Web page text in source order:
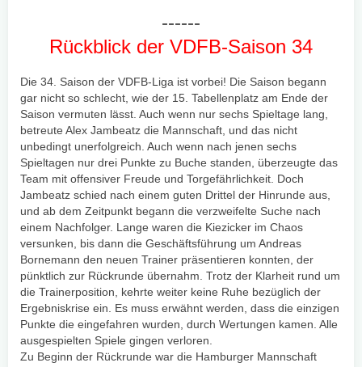
------
Rückblick der VDFB-Saison 34
Die 34. Saison der VDFB-Liga ist vorbei! Die Saison begann
gar nicht so schlecht, wie der 15. Tabellenplatz am Ende der
Saison vermuten lässt. Auch wenn nur sechs Spieltage lang,
betreute Alex Jambeatz die Mannschaft, und das nicht
unbedingt unerfolgreich. Auch wenn nach jenen sechs
Spieltagen nur drei Punkte zu Buche standen, überzeugte das
Team mit offensiver Freude und Torgefährlichkeit. Doch
Jambeatz schied nach einem guten Drittel der Hinrunde aus,
und ab dem Zeitpunkt begann die verzweifelte Suche nach
einem Nachfolger. Lange waren die Kiezicker im Chaos
versunken, bis dann die Geschäftsführung um Andreas
Bornemann den neuen Trainer präsentieren konnten, der
pünktlich zur Rückrunde übernahm. Trotz der Klarheit rund um
die Trainerposition, kehrte weiter keine Ruhe bezüglich der
Ergebniskrise ein. Es muss erwähnt werden, dass die einzigen
Punkte die eingefahren wurden, durch Wertungen kamen. Alle
ausgespielten Spiele gingen verloren.
Zu Beginn der Rückrunde war die Hamburger Mannschaft